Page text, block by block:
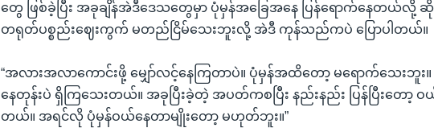
တွေ ဖြစ်ခဲ့ပြီး အခုချိန်အဲဒီဒေသတွေမှာ ပုံမှန်အခြေအနေ ပြန်ရောက်နေတယ်လို့ ဆို
တရုတ်ပစ္စည်းဈေးကွက် မတည်ငြိမ်သေးဘူးလို့ အဲဒီ ကုန်သည်ကပဲ ပြောပါတယ်။
“အလားအလာကောင်းဖို့ မျှော်လင့်နေကြတာပဲ။ ပုံမှန်အထိတော့ မရောက်သေးဘူး။
နေတုန်းပဲ ရှိကြသေးတယ်။ အခုပြီးခဲ့တဲ့ အပတ်ကစပြီး နည်းနည်း ပြန်ပြီးတော့
တယ်။ အရင်လို ပုံမှန်ဝယ်နေတာမျိုးတော့ မဟုတ်ဘူး။”